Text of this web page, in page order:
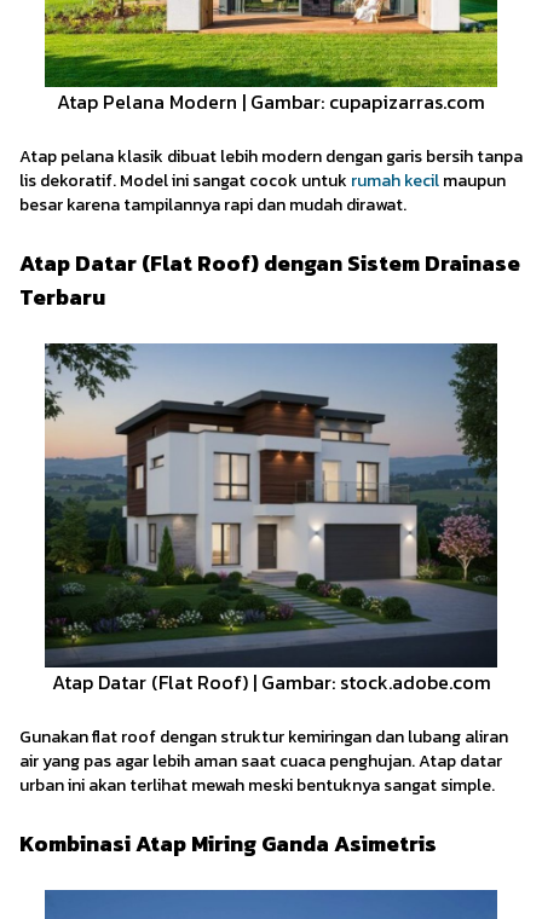
Atap Pelana Modern | Gambar: cupapizarras.com
Atap pelana klasik dibuat lebih modern dengan garis bersih tanpa
lis dekoratif. Model ini sangat cocok untuk rumah kecilmaupun
besar karena tampilannya rapi dan mudah dirawat.
Atap Datar (Flat Roof) dengan Sistem Drainase
Terbaru
Atap Datar (Flat Roof) | Gambar: stock.adobe.com
Gunakan flat roof dengan struktur kemiringan dan lubang aliran
air yang pas agar lebih aman saat cuaca penghujan. Atap datar
urban ini akan terlihat mewah meski bentuknya sangat simple.
Kombinasi Atap Miring Ganda Asimetris